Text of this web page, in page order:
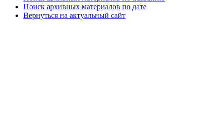
Поиск архивных материалов по дате
Вернуться на актуальный сайт